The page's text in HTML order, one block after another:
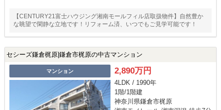
【CENTURY21富士ハウジング湘南モールフィル店取扱物件】自然豊か
な眺望で閑静な立地です！リフォーム済、いつでもご見学可能です！
セシーズ鎌倉梶原|鎌倉市梶原の中古マンション
マンション 2,890万円
4LDK / 1990年
1階/1階建
神奈川県鎌倉市梶原